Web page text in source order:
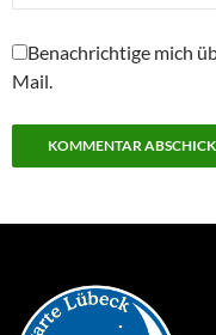
Benachrichtige mich
Mail.